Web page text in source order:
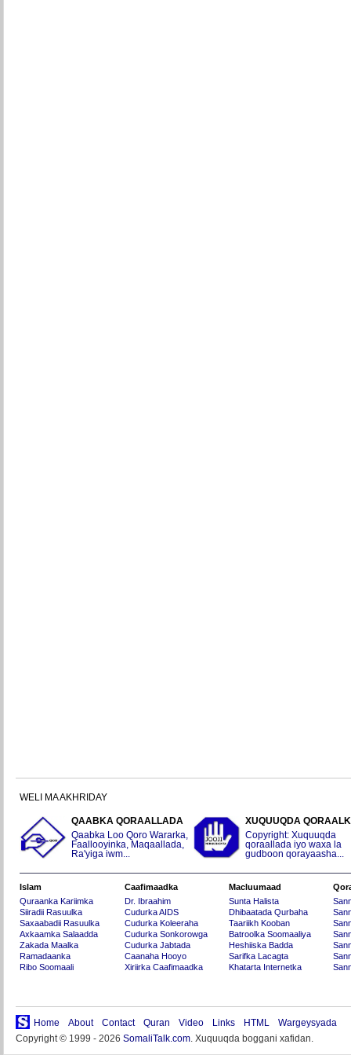
WELI MA AKHRIDAY
QAABKA QORAALLADA
Qaabka Loo Qoro Wararka,
Faallooyinka, Maqaallada,
Ra'yiga iwm...
XUQUUQDA
Copyright: Xuquuqda
qoraallada iyo waxa la
gudboon qorayaasha...
Islam
Quraanka Kariimka
Siiradii Rasuulka
Saxaabadii Rasuulka
Axkaamka Salaadda
Zakada Maalka
Ramadaanka
Ribo Soomaali
Caafimaadka
Dr. Ibraahim
Cudurka AIDS
Cudurka Koleeraha
Cudurka Sonkorowga
Cudurka Jabtada
Caanaha Hooyo
Xiriirka Caafimaadka
Macluumaad
Sunta Halista
Dhibaatada Qurbaha
Taariikh Kooban
Batroolka Soomaaliya
Heshiiska Badda
Sarifka Lacagta
Khatarta Internetka
Home About Contact Quran Video Links HTML
Wargeysyada
Copyright © 1999 - 2026 SomaliTalk.com. Xuquuqda boggani xafidan.